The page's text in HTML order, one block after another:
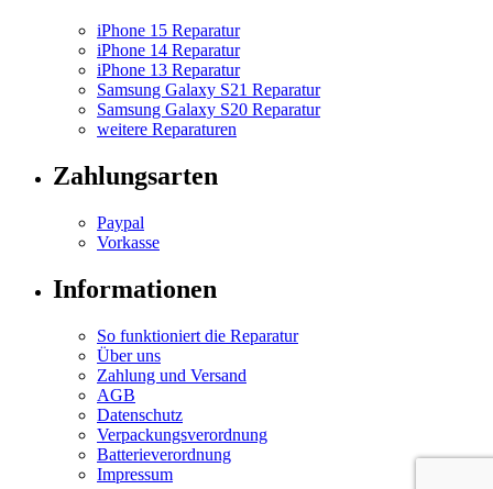
iPhone 15 Reparatur
iPhone 14 Reparatur
iPhone 13 Reparatur
Samsung Galaxy S21 Reparatur
Samsung Galaxy S20 Reparatur
weitere Reparaturen
Zahlungsarten
Paypal
Vorkasse
Informationen
So funktioniert die Reparatur
Über uns
Zahlung und Versand
AGB
Datenschutz
Verpackungsverordnung
Batterieverordnung
Impressum